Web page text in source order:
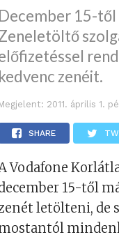
December 15-
kedvenc zenéit.
2011. április 1.
SHARE
Vodafone
15-től
letölteni, de